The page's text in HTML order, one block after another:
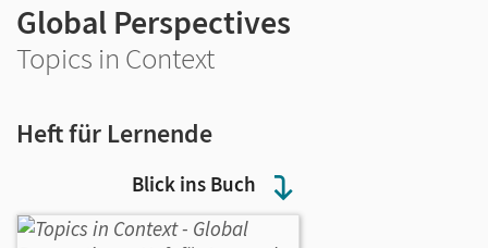
Blick ins Buch
Global Perspectives
Topics in Context
Heft für Lernende